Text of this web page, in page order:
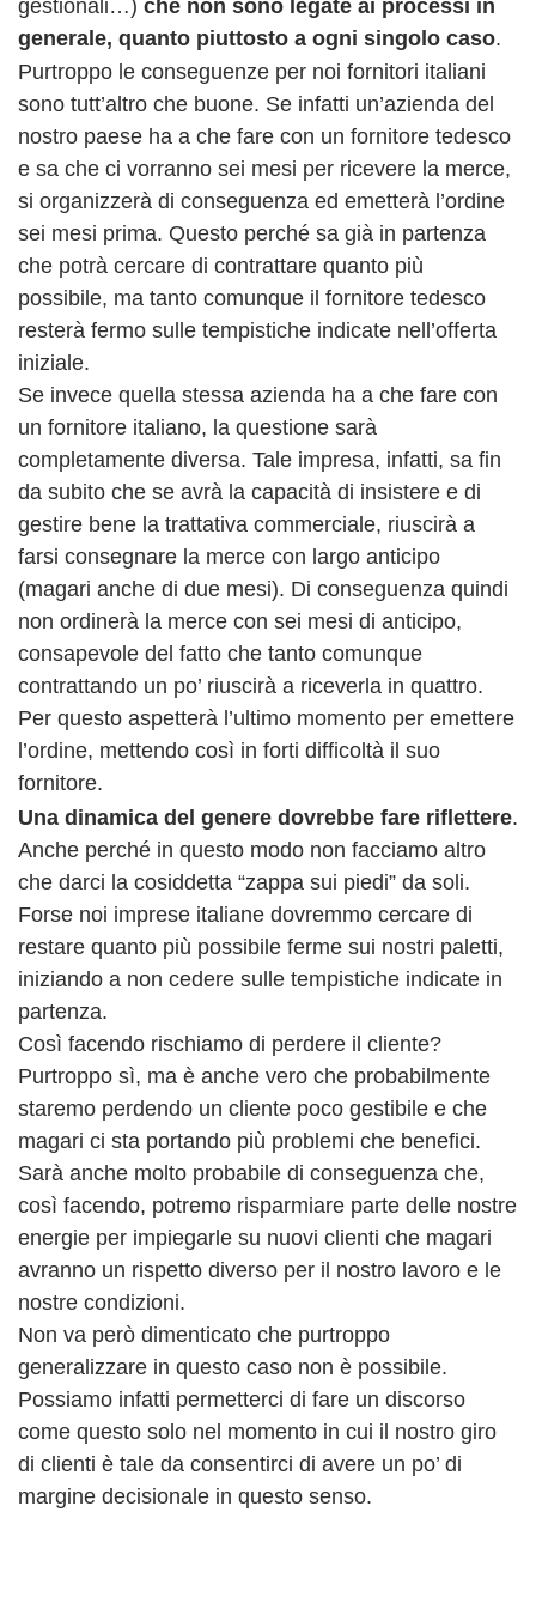
gestionali…) che non sono legate ai processi in
generale, quanto piuttosto a ogni singolo caso.
Purtroppo le conseguenze per noi fornitori italiani
sono tutt’altro che buone. Se infatti un’azienda del
nostro paese ha a che fare con un fornitore tedesco
e sa che ci vorranno sei mesi per ricevere la merce,
si organizzerà di conseguenza ed emetterà l’ordine
sei mesi prima. Questo perché sa già in partenza
che potrà cercare di contrattare quanto più
possibile, ma tanto comunque il fornitore tedesco
resterà fermo sulle tempistiche indicate nell’offerta
iniziale.
Se invece quella stessa azienda ha a che fare con
un fornitore italiano, la questione sarà
completamente diversa. Tale impresa, infatti, sa fin
da subito che se avrà la capacità di insistere e di
gestire bene la trattativa commerciale, riuscirà a
farsi consegnare la merce con largo anticipo
(magari anche di due mesi). Di conseguenza quindi
non ordinerà la merce con sei mesi di anticipo,
consapevole del fatto che tanto comunque
contrattando un po’ riuscirà a riceverla in quattro.
Per questo aspetterà l’ultimo momento per emettere
l’ordine, mettendo così in forti difficoltà il suo
fornitore.
Una dinamica del genere dovrebbe fare riflettere.
Anche perché in questo modo non facciamo altro
che darci la cosiddetta “zappa sui piedi” da soli.
Forse noi imprese italiane dovremmo cercare di
restare quanto più possibile ferme sui nostri paletti,
iniziando a non cedere sulle tempistiche indicate in
partenza.
Così facendo rischiamo di perdere il cliente?
Purtroppo sì, ma è anche vero che probabilmente
staremo perdendo un cliente poco gestibile e che
magari ci sta portando più problemi che benefici.
Sarà anche molto probabile di conseguenza che,
così facendo, potremo risparmiare parte delle nostre
energie per impiegarle su nuovi clienti che magari
avranno un rispetto diverso per il nostro lavoro e le
nostre condizioni.
Non va però dimenticato che purtroppo
generalizzare in questo caso non è possibile.
Possiamo infatti permetterci di fare un discorso
come questo solo nel momento in cui il nostro giro
di clienti è tale da consentirci di avere un po’ di
margine decisionale in questo senso.